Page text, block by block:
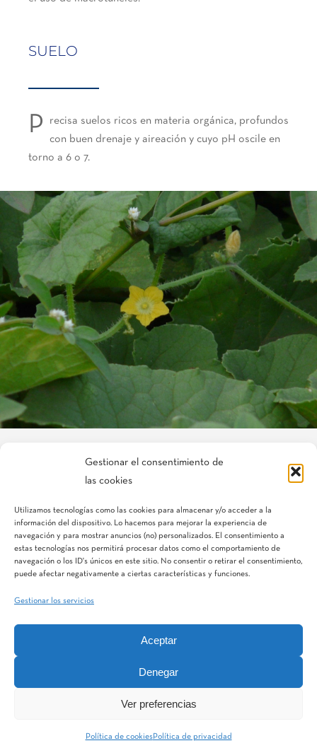
Gestionar el consentimiento de
las cookies
Utilizamos tecnologías como las cookies para almacenar y/o acceder a la
información del dispositivo. Lo hacemos para mejorar la experiencia de
navegación y para mostrar anuncios (no) personalizados. El consentimiento a
estas tecnologías nos permitirá procesar datos como el comportamiento de
navegación o los ID's únicos en este sitio. No consentir o retirar el consentimiento,
puede afectar negativamente a ciertas características y funciones.
Gestionar los servicios
Aceptar
Denegar
Ver preferencias
Política de cookiesPolítica de privacidad
SUELO
P
recisa suelos ricos en materia orgánica, profundos
con buen drenaje y aireación y cuyo pH oscile en
torno a 6 o 7.
Si necesitas más información, puedes rellenar nuestro formulario y
MatWater Division